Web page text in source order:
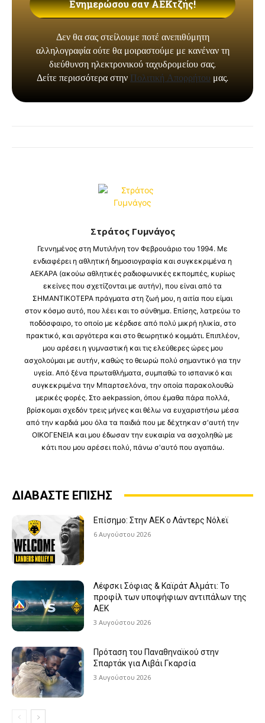
Στράτος Γυμνάγος
Γεννημένος στη Μυτιλήνη τον Φεβρουάριο του 1994. Με
ενδιαφέρει η αθλητική δημοσιογραφία και συγκεκριμένα η
ΑΕΚΑΡΑ (ακούω αθλητικές ραδιοφωνικές εκπομπές, κυρίως
εκείνες που σχετίζονται με αυτήν), που είναι από τα
ΣΗΜΑΝΤΙΚΟΤΕΡΑ πράγματα στη ζωή μου, η αιτία που είμαι
στον κόσμο αυτό, που λέει και το σύνθημα. Επίσης, λατρεύω το
ποδόσφαιρο, το οποίο με κέρδισε από πολύ μικρή ηλικία, στο
πρακτικό, και αργότερα και στο θεωρητικό κομμάτι. Επιπλέον,
μου αρέσει η γυμναστική και τις ελεύθερες ώρες μου
ασχολούμαι με αυτήν, καθώς το θεωρώ πολύ σημαντικό για την
υγεία. Από ξένα πρωταθλήματα, συμπαθώ το ισπανικό και
συγκεκριμένα την Μπαρτσελόνα, την οποία παρακολουθώ
μερικές φορές. Στο aekpassion, όπου έμαθα πάρα πολλά,
βρίσκομαι σχεδόν τρεις μήνες και θέλω να ευχαριστήσω μέσα
από την καρδιά μου όλα τα παιδιά που με δέχτηκαν σ'αυτή την
ΟΙΚΟΓΕΝΕΙΑ και μου έδωσαν την ευκαιρία να ασχοληθώ με
κάτι που μου αρέσει πολύ, πάνω σ'αυτό που αγαπάω.
ΔΙΑΒΑΣΤΕ ΕΠΙΣΗΣ
Επίσημο: Στην ΑΕΚ ο Λάντερς Νόλεϊ
6 Αυγούστου 2026
Λέφσκι Σόφιας & Καϊράτ Αλμάτι: Το
προφίλ των υποψήφιων αντιπάλων της
ΑΕΚ
3 Αυγούστου 2026
Πρόταση του Παναθηναϊκού στην
Σπαρτάκ για Λιβάι Γκαρσία
3 Αυγούστου 2026